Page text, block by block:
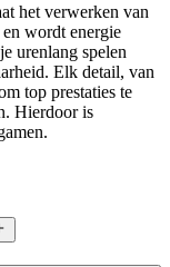
het verwerken van
wordt energie
urenlang spelen
Elk detail, van
top prestaties te
Hierdoor is